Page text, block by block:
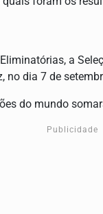
a
no dia 7 de
do mundo
Publicidade